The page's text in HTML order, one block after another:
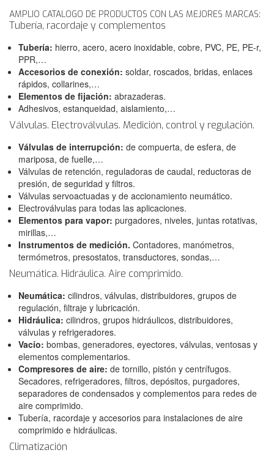
AMPLIO CATALOGO DE PRODUCTOS CON LAS MEJORES MARCAS:
Tubería, racordaje y complementos
Tubería: hierro, acero, acero inoxidable, cobre, PVC, PE, PE-r,
PPR,…
Accesorios de conexión: soldar, roscados, bridas, enlaces
rápidos, collarines,…
Elementos de fijación: abrazaderas.
Adhesivos, estanqueidad, aislamiento,…
Válvulas. Electroválvulas. Medición, control y regulación.
Válvulas de interrupción: de compuerta, de esfera, de
mariposa, de fuelle,…
Válvulas de retención, reguladoras de caudal, reductoras de
presión, de seguridad y filtros.
Válvulas servoactuadas y de accionamiento neumático.
Electroválvulas para todas las aplicaciones.
Elementos para vapor: purgadores, niveles, juntas rotativas,
mirillas,…
Instrumentos de medición. Contadores, manómetros,
termómetros, presostatos, transductores, sondas,…
Neumática. Hidráulica. Aire comprimido.
Neumática: cilindros, válvulas, distribuidores, grupos de
regulación, filtraje y lubricación.
Hidráulica: cilindros, grupos hidráulicos, distribuidores,
válvulas y refrigeradores.
Vacío: bombas, generadores, eyectores, válvulas, ventosas y
elementos complementarios.
Compresores de aire: de tornillo, pistón y centrífugos.
Secadores, refrigeradores, filtros, depósitos, purgadores,
separadores de condensados y complementos para redes de
aire comprimido.
Tubería, racordaje y accesorios para instalaciones de aire
comprimido e hidráulicas.
Climatización